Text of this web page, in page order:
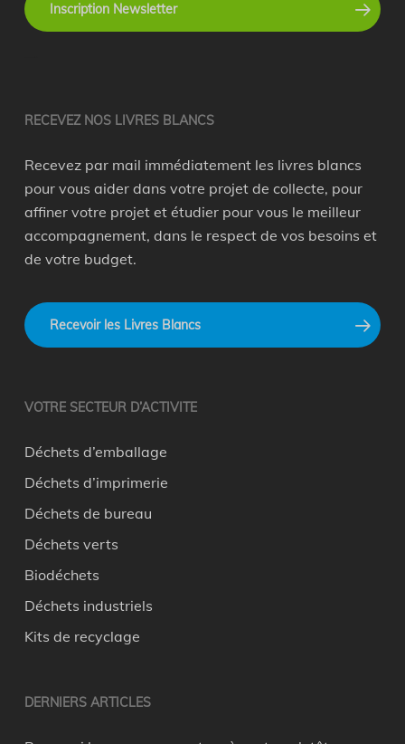
Inscription Newsletter
RECEVEZ NOS LIVRES BLANCS
Recevez par mail immédiatement les livres blancs
pour vous aider dans votre projet de collecte, pour
affiner votre projet et étudier pour vous le meilleur
accompagnement, dans le respect de vos besoins et
de votre budget.
Recevoir les Livres Blancs
VOTRE SECTEUR D’ACTIVITE
Déchets d’emballage
Déchets d’imprimerie
Déchets de bureau
Déchets verts
Biodéchets
Déchets industriels
Kits de recyclage
DERNIERS ARTICLES